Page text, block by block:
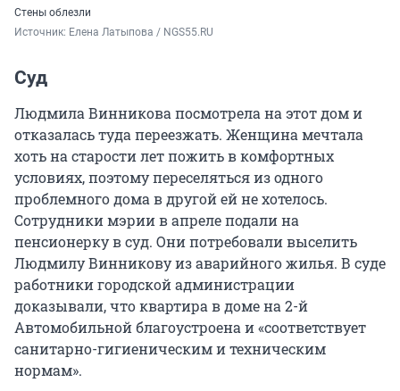
Стены облезли
Источник: Елена Латыпова / NGS55.RU
Суд
Людмила Винникова посмотрела на этот дом и
отказалась туда переезжать. Женщина мечтала
хоть на старости лет пожить в комфортных
условиях, поэтому переселяться из одного
проблемного дома в другой ей не хотелось.
Сотрудники мэрии в апреле подали на
пенсионерку в суд. Они потребовали выселить
Людмилу Винникову из аварийного жилья. В суде
работники городской администрации
доказывали, что квартира в доме на 2-й
Автомобильной благоустроена и «соответствует
санитарно-гигиеническим и техническим
нормам».